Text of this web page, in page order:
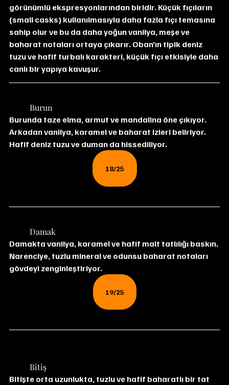
görünümlü ekspresyonlarından biridir. Küçük fıçıların
(small casks) kullanılmasıyla daha fazla fıçı temasına
sahip olur ve bu da daha yoğun vanilya, meşe ve
baharat notaları ortaya çıkarır. Oban’ın tipik deniz
tuzu ve hafif turbalı karakteri, küçük fıçı etkisiyle daha
canlı bir yapıya kavuşur.
	Burun
Burunda taze elma, armut ve mandalina öne çıkıyor.
Arkadan vanilya, karamel ve baharat izleri beliriyor.
Hafif deniz tuzu ve duman da hissediliyor.
18/25
	Damak
Damakta vanilya, karamel ve hafif malt tatlılığı baskın.
Narenciye, tuzlu mineral ve odunsu baharat notaları
gövdeyi zenginleştiriyor.
19/25
	Bitiş
Bitişte orta uzunlukta, tuzlu ve hafif baharatlı bir tat